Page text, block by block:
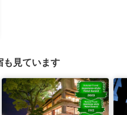
も見ています